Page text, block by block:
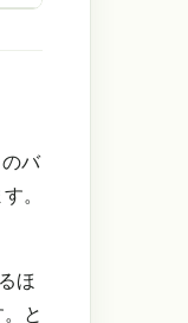
バ
。
ほ
と